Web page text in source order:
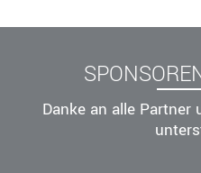
Danke an alle Partner
BAYERNBASKET
NEWS